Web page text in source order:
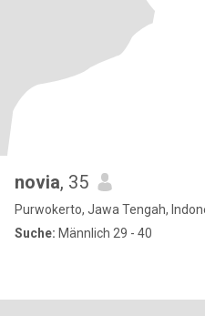
novia, 35
Purwokerto, Jawa Tengah,
Suche: Männlich 29 - 40